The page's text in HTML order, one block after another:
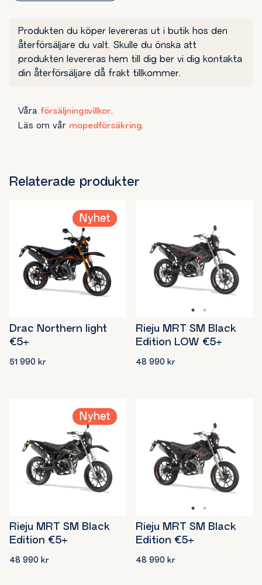
branschen sett till komfort, design, färg och dekalsättning.
Det är därför detta är supermotarden att räkna med!
Produkten du köper levereras ut i butik hos den
återförsäljare du valt. Skulle du önska att
produkten levereras hem till dig ber vi dig kontakta
din återförsäljare då frakt tillkommer.
Våra försäljningsvillkor.
Läs om vår mopedförsäkring.
Relaterade produkter
Drac Northern light
€5+
51 990 kr
Rieju MRT SM Black
Edition LOW €5+
48 990kr
Rieju MRT SM Black
Edition €5+
48 990 kr
Rieju MRT SM Black
Edition €5+
48 990kr